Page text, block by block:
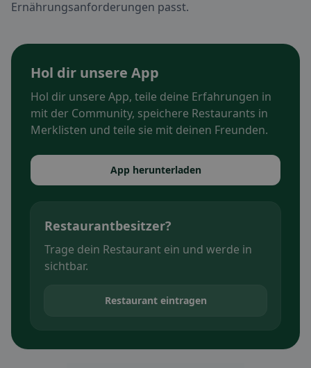
Ernährungsanforderungen passt.
Hol dir unsere App
Hol dir unsere App, teile deine Erfahrungen in
mit der Community, speichere Restaurants in
Merklisten und teile sie mit deinen Freunden.
App herunterladen
Restaurantbesitzer?
Trage dein Restaurant ein und werde in
sichtbar.
Restaurant eintragen